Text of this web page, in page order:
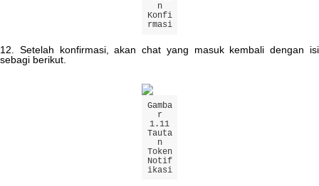
n
Konfi
rmasi
12 Setelah konfirmasi, akan chat yang masuk kembali dengan
isi
sebagi berikut
Gamba
r
1 . 11
Tauta
n
Token
Notif
ikasi